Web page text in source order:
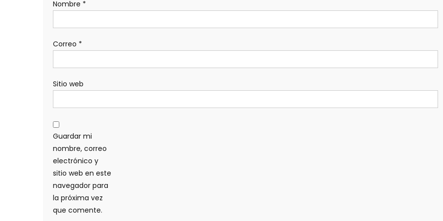
Nombre *
Correo *
Sitio web
Guardar mi
nombre, correo
electrónico y
sitio web en este
navegador para
la próxima vez
que comente.